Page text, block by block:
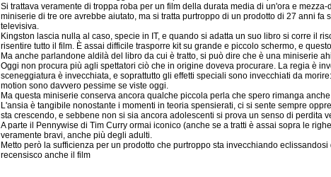
Si trattava veramente di troppa roba per un film della durata media di un'ora e
miniserie di tre ore avrebbe aiutato, ma si tratta purtroppo di un prodotto di 27 anni fa
televisiva.
Kingston lascia nulla al caso, specie in IT, e quando si adatta un suo libro si corre il
risentire tutto il film. È assai difficile trasporre kit su grande e piccolo schermo, e
Ma anche parlandone aldilà del libro da cui è tratto, si può dire che è una miniserie
Oggi non procura più agli spettatori ciò che in origine doveva procurare. La regia è
sceneggiatura è invecchiata, e soprattutto gli effetti speciali sono invecchiati da
motion sono davvero pessime se viste oggi.
Ma questa miniserie conserva ancora qualche piccola perla che spero rimanga
L'ansia è tangibile nonostante i momenti in teoria spensierati, ci si sente sempre
sta crescendo, e sebbene non si sia ancora adolescenti si prova un senso di perdita
A parte il Pennywise di Tim Curry ormai iconico (anche se a tratti è assai sopra le
veramente bravi, anche più degli adulti.
Metto però la sufficienza per un prodotto che purtroppo sta invecchiando
recensisco anche il film